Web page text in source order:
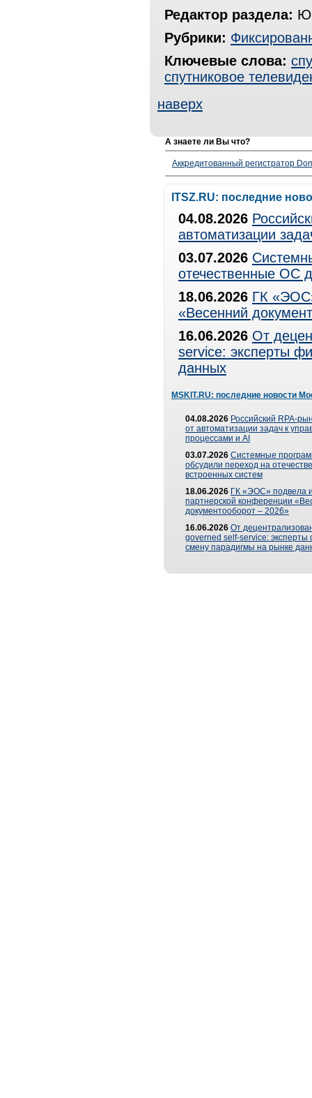
Редактор раздела:
Рубрики:
Ключевые слова:
спутниковое
наверх
А знаете ли Вы что?
Аккредитованный регистратор
ITSZ.RU: последние
04.08.2026
автоматизации
03.07.2026
отечественные ОС
18.06.2026 ГК
«Весенний
16.06.2026 От
service: эксперты
данных
MSKIT.RU: последние новости
04.08.2026 Российский RPA-
от автоматизации задач к
процессами и AI
03.07.2026 Системные
обсудили переход на
встроенных систем
18.06.2026 ГК «ЭОС» подвела
партнерской конференции
документооборот – 2026»
16.06.2026 От
governed self-service: эксперты
смену парадигмы на рынке